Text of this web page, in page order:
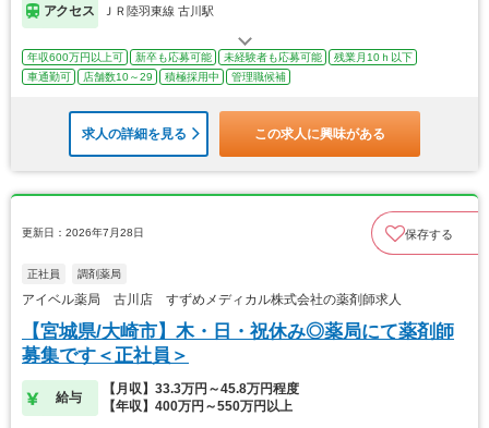
アクセス ＪＲ陸羽東線 古川駅
年収600万円以上可 新卒も応募可能 未経験者も応募可能
残業月10ｈ以下
車通勤可
店舗数10～29 積極採用中 管理職候補
求人の詳細を見る この求人に興味がある
更新日：2026年7月28日 保存する
正社員 調剤薬局
アイベル薬局 古川店 すずめメディカル株式会社の薬剤師求人
【宮城県/大崎市】木・日・祝休み◎薬局にて薬剤師
募集です＜正社員＞
給与
【月収】33.3万円～45.8万円程度
【年収】400万円～550万円以上